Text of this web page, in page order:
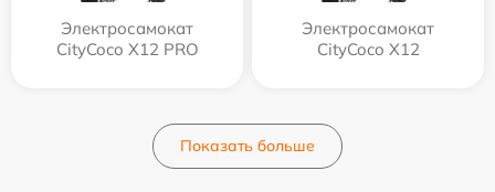
Электросамокат
CityCoco X12 PRO
Электросамокат
CityCoco X12
Показать больше